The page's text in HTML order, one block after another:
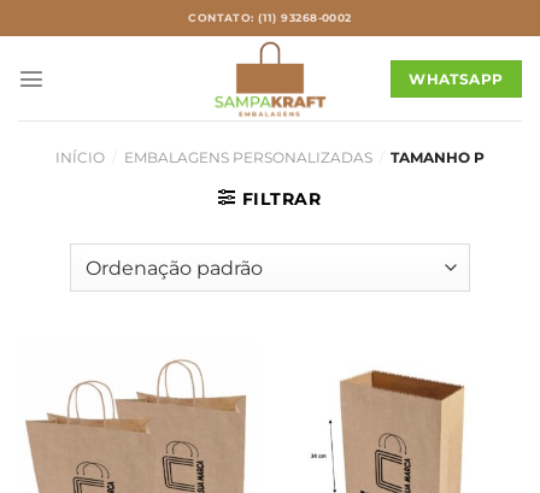
to
content
CONTATO: (11) 93268-0002
WHATSAPP
INÍCIO EMBALAGENS PERSONALIZADAS TAMANHO P
FILTRAR